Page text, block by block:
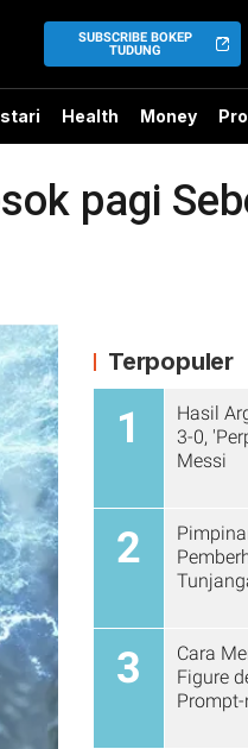
SUBSCRIBE BOKEP
TUDUNG
Health Money
pagi
Terpopuler
1
Hasil
3-0,
Messi
2
3
Cara
Figure